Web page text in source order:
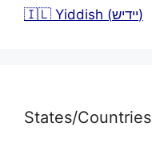
🇮🇱 Yiddish (יידיש)
States/Countries